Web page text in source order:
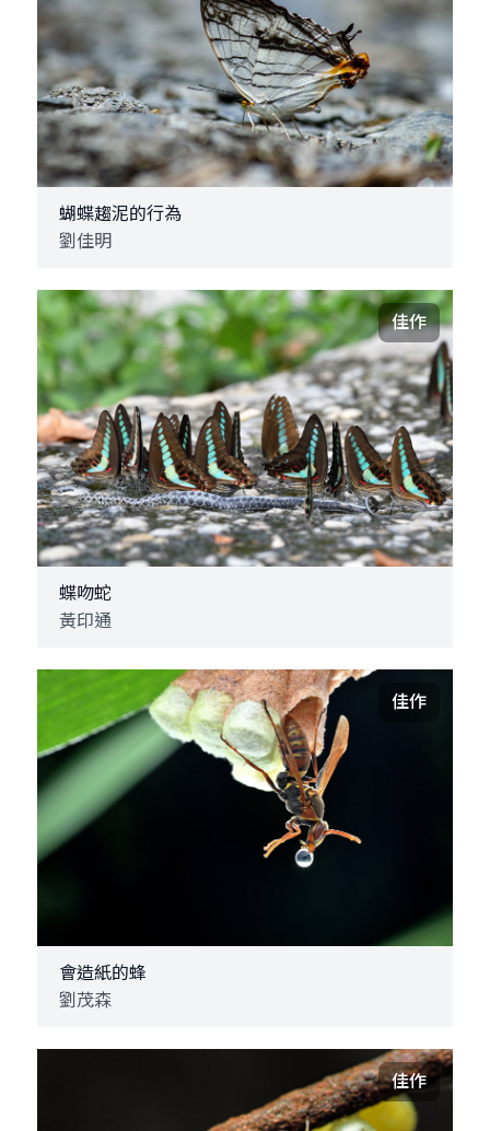
蝴蝶趨泥的行為
劉佳明
佳作
蝶吻蛇
黃印通
佳作
會造紙的蜂
劉茂森
佳作